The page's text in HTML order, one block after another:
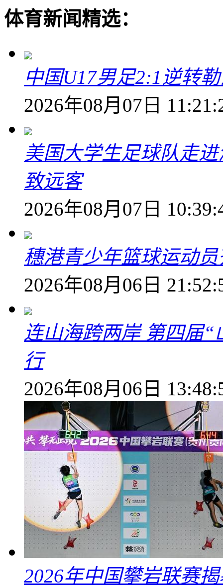
体育新闻精选：
中国U17男足2:1逆转
2026年08月07日
美国大学生足球队走
致远客
2026年08月07日
穗港青少年篮球运动
2026年08月06日
连山海跨两岸 第四届
行
2026年08月06日
2026年中国攀岩联赛